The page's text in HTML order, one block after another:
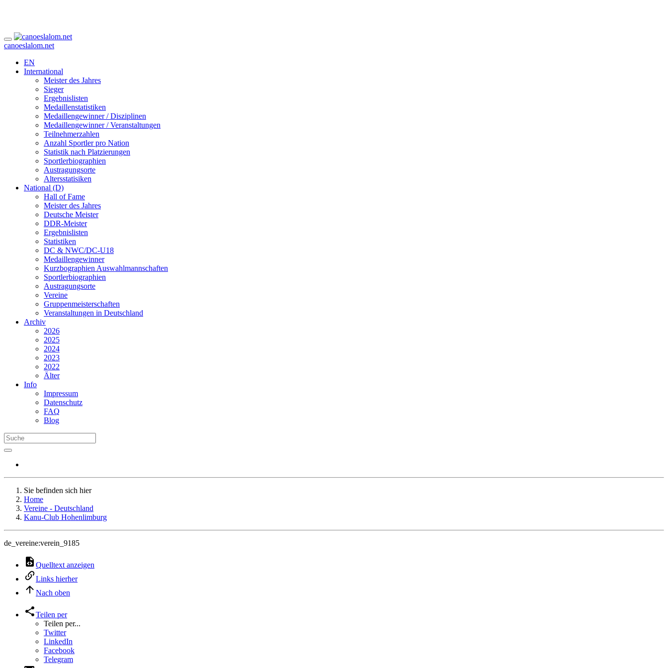
canoeslalom.net
EN
International
Meister des Jahres
Sieger
Ergebnislisten
Medaillenstatistiken
Medaillengewinner / Disziplinen
Medaillengewinner / Veranstaltungen
Teilnehmerzahlen
Anzahl Sportler pro Nation
Statistik nach Platzierungen
Sportlerbiographien
Austragungsorte
Altersstatisiken
National (D)
Hall of Fame
Meister des Jahres
Deutsche Meister
DDR-Meister
Ergebnislisten
Statistiken
DC & NWC/DC-U18
Medaillengewinner
Kurzbographien Auswahlmannschaften
Sportlerbiographien
Austragungsorte
Vereine
Gruppenmeisterschaften
Veranstaltungen in Deutschland
Archiv
2026
2025
2024
2023
2022
Älter
Info
Impressum
Datenschutz
FAQ
Blog
Sie befinden sich hier
Home
Vereine - Deutschland
Kanu-Club Hohenlimburg
de_vereine:verein_9185
Quelltext anzeigen
Links hierher
Nach oben
Teilen per
Teilen per...
Twitter
LinkedIn
Facebook
Telegram